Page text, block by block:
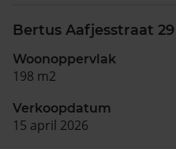
Bertus Aafjesstraat 29
Woonoppervlak
198 m2
Verkoopdatum
15 april 2026